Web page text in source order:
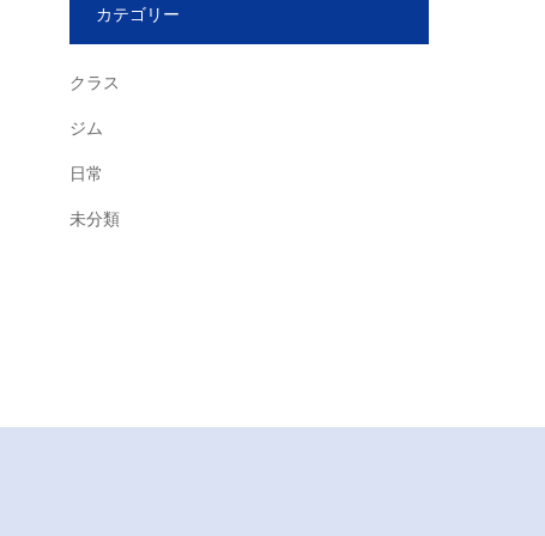
カテゴリー
クラス
ジム
日常
未分類